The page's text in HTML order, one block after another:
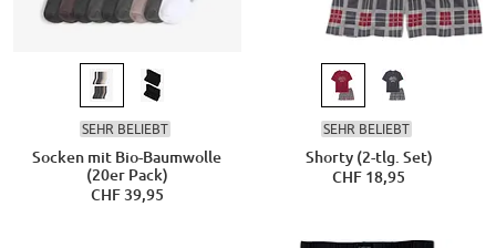
SEHR BELIEBT
Socken mit Bio-Baumwolle
(20er Pack)
CHF 39,95
SEHR BELIEBT
Shorty (2-tlg. Set)
CHF 18,95